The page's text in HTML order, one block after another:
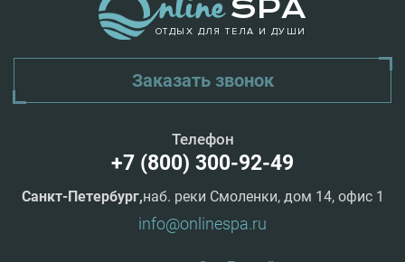
ОТДЫХ ДЛЯ ТЕЛА И ДУШИ
Заказать звонок
Телефон
+7 (800) 300-92-49
Санкт-Петербург,наб. реки Смоленки, дом 14, офис 1
info@onlinespa.ru